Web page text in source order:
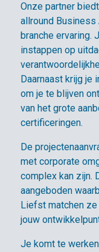
Onze partner
allround
branche ervaring.
instappen op
Daarnaast krijg je
om je te blijven
van het grote
certificeringen.
De
met corporate
complex kan zijn.
aangeboden
Liefst matchen
jouw
Je komt te